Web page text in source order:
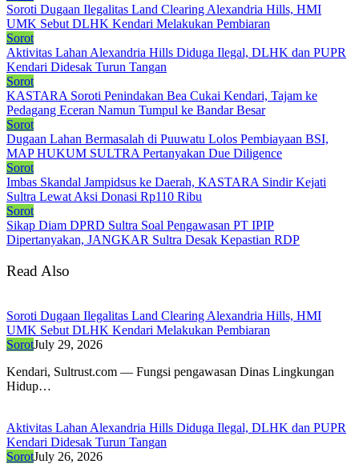
Soroti Dugaan Ilegalitas Land Clearing Alexandria Hills, HMI
UMK Sebut DLHK Kendari Melakukan Pembiaran
Sorot
Aktivitas Lahan Alexandria Hills Diduga Ilegal, DLHK dan PUPR
Kendari Didesak Turun Tangan
Sorot
KASTARA Soroti Penindakan Bea Cukai Kendari, Tajam ke
Pedagang Eceran Namun Tumpul ke Bandar Besar
Sorot
Dugaan Lahan Bermasalah di Puuwatu Lolos Pembiayaan BSI,
MAP HUKUM SULTRA Pertanyakan Due Diligence
Sorot
Imbas Skandal Jampidsus ke Daerah, KASTARA Sindir Kejati
Sultra Lewat Aksi Donasi Rp110 Ribu
Sorot
Sikap Diam DPRD Sultra Soal Pengawasan PT IPIP
Dipertanyakan, JANGKAR Sultra Desak Kepastian RDP
Read Also
Soroti Dugaan Ilegalitas Land Clearing Alexandria Hills, HMI
UMK Sebut DLHK Kendari Melakukan Pembiaran
SorotJuly 29, 2026
Kendari, Sultrust.com — Fungsi pengawasan Dinas Lingkungan
Hidup…
Aktivitas Lahan Alexandria Hills Diduga Ilegal, DLHK dan PUPR
Kendari Didesak Turun Tangan
SorotJuly 26, 2026